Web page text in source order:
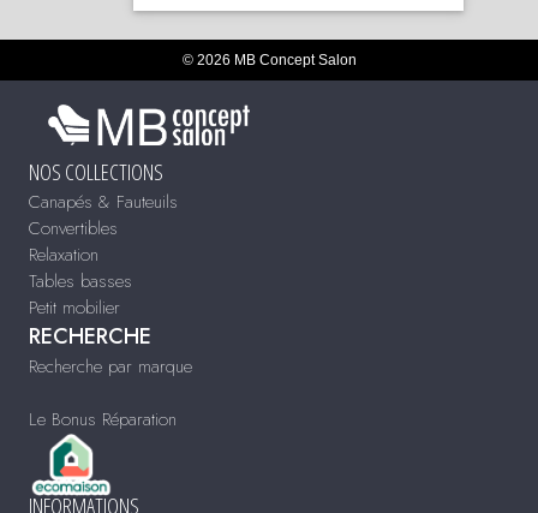
© 2026 MB Concept Salon
NOS COLLECTIONS
Canapés & Fauteuils
Convertibles
Relaxation
Tables basses
Petit mobilier
RECHERCHE
Recherche par marque
Le Bonus Réparation
INFORMATIONS